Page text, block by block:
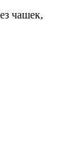
чашек,